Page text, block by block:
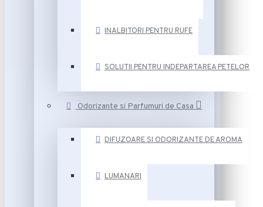
INALBITORI PENTRU RUFE
SOLUTII PENTRU INDEPARTAREA PETELOR
Odorizante si Parfumuri de Casa
DIFUZOARE SI ODORIZANTE DE AROMA
LUMANARI